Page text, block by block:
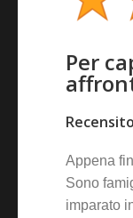
Per
Appena
Sono
imparato